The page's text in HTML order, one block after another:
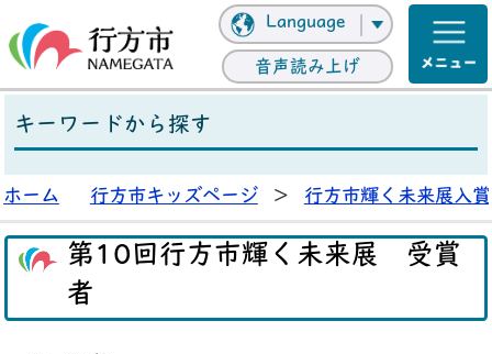
Language
音声読み上げ
キーワードから探す
ホーム 行方市キッズページ > 行方市輝く未来展入
第10回行方市輝く未来展 受賞
者